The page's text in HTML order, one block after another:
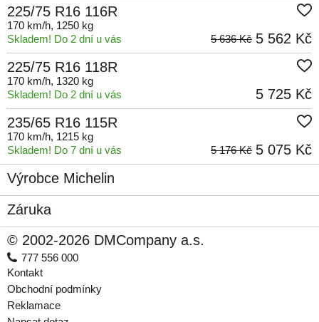
225/75 R16 116R
170 km/h, 1250 kg
Skladem! Do 2 dní u vás
5 562 Kč
5 636 Kč
225/75 R16 118R
170 km/h, 1320 kg
Skladem! Do 2 dní u vás
5 725 Kč
235/65 R16 115R
170 km/h, 1215 kg
Skladem! Do 7 dní u vás
5 075 Kč
5 176 Kč
Výrobce Michelin
Záruka
© 2002-2026 DMCompany a.s.
777 556 000
Kontakt
Obchodní podmínky
Reklamace